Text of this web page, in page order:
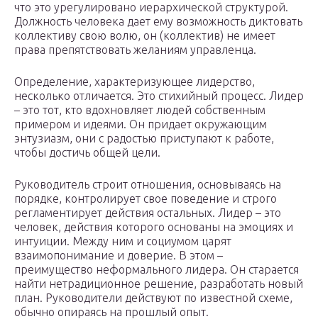
что это урегулировано иерархической структурой.
Должность человека дает ему возможность диктовать
коллективу свою волю, он (коллектив) не имеет
права препятствовать желаниям управленца.
Определение, характеризующее лидерство,
несколько отличается. Это стихийный процесс. Лидер
– это тот, кто вдохновляет людей собственным
примером и идеями. Он придает окружающим
энтузиазм, они с радостью приступают к работе,
чтобы достичь общей цели.
Руководитель строит отношения, основываясь на
порядке, контролирует свое поведение и строго
регламентирует действия остальных. Лидер – это
человек, действия которого основаны на эмоциях и
интуиции. Между ним и социумом царят
взаимопонимание и доверие. В этом –
преимущество неформального лидера. Он старается
найти нетрадиционное решение, разработать новый
план. Руководители действуют по известной схеме,
обычно опираясь на прошлый опыт.